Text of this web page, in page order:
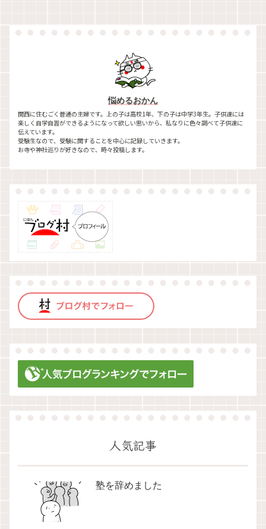
悩めるおかん
関西に住むごく普通の主婦です。上の子は高校1年、下の子は中学3年生。子供達には
楽しく自学自習ができるようになって欲しい思いから、私なりに色々調べて子供達に
伝えています。
受験生なので、受験に関することを中心に記録していきます。
お寺や神社巡りが好きなので、時々投稿します。
人気記事
塾を辞めました